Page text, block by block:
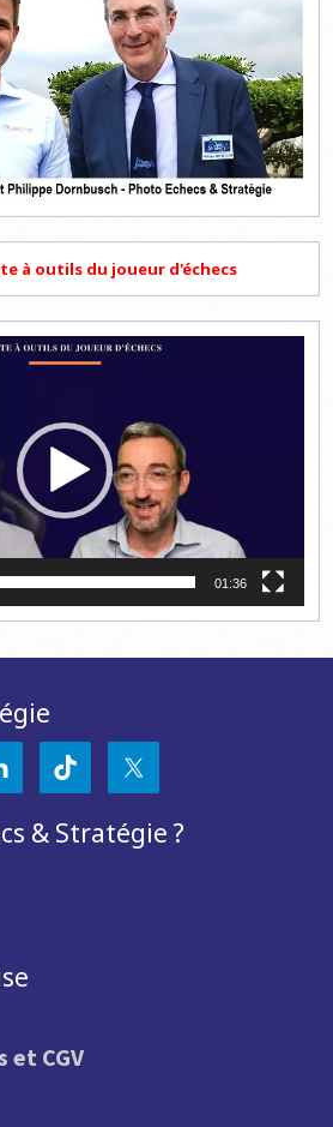
à outils du joueur d'échecs
01:36
& Stratégie ?
et CGV